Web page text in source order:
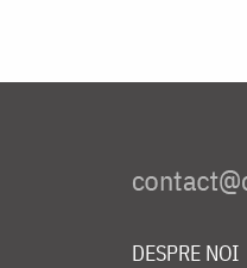
DESPRE NOI